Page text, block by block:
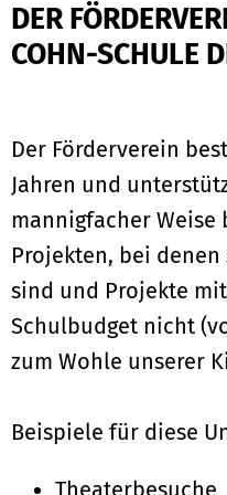
DER
COHN-SCHULE
Der Förderverein
Jahren und
mannigfacher
Projekten, bei
sind und Projekte
Schulbudget nicht
zum Wohle unserer
Beispiele für diese
Theaterbesuche